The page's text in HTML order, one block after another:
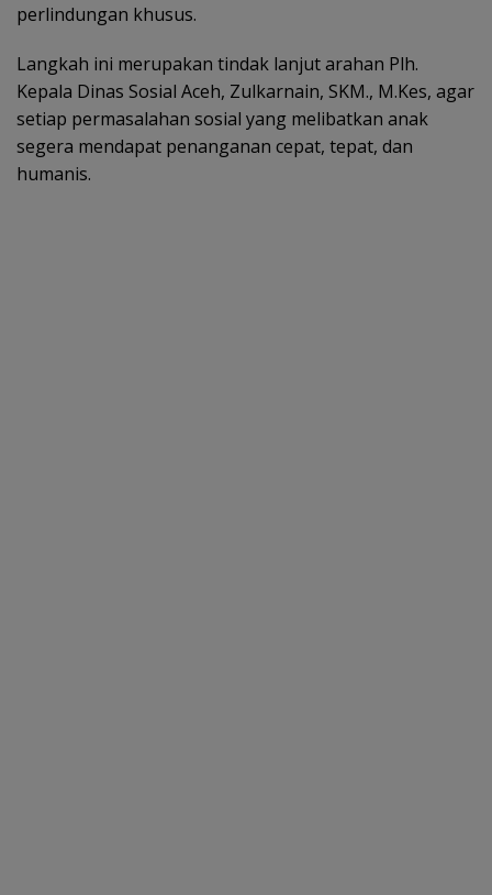
perlindungan khusus.
Langkah ini merupakan tindak lanjut arahan Plh.
Kepala Dinas Sosial Aceh, Zulkarnain, SKM., M.Kes, agar
setiap permasalahan sosial yang melibatkan anak
segera mendapat penanganan cepat, tepat, dan
humanis.